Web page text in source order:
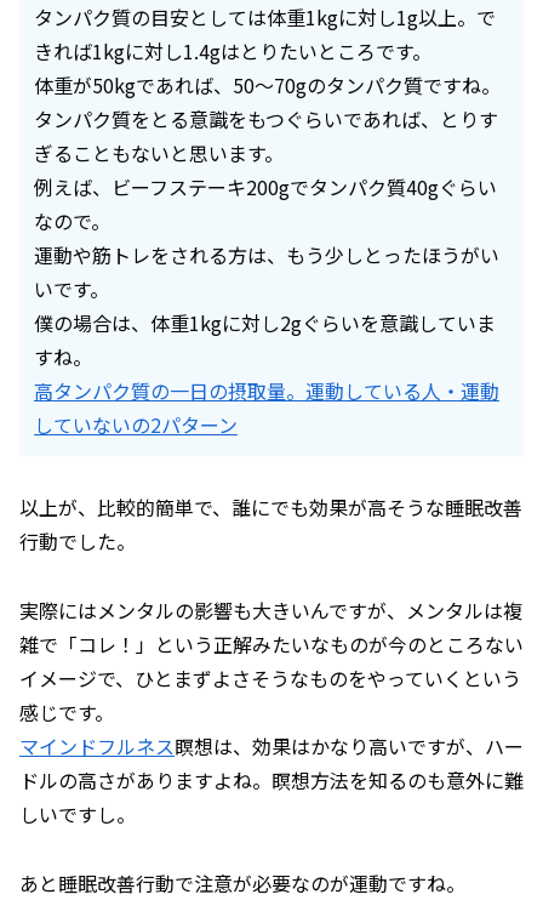
タンパク質の目安としては体重1kgに対し1g以上。で
きれば1kgに対し1.4gはとりたいところです。
体重が50kgであれば、50～70gのタンパク質ですね。
タンパク質をとる意識をもつぐらいであれば、とりす
ぎることもないと思います。
例えば、ビーフステーキ200gでタンパク質40gぐらい
なので。
運動や筋トレをされる方は、もう少しとったほうがい
いです。
僕の場合は、体重1kgに対し2gぐらいを意識していま
すね。
高タンパク質の一日の摂取量。運動している人・運動
していないの2パターン
以上が、比較的簡単で、誰にでも効果が高そうな睡眠改善
行動でした。
実際にはメンタルの影響も大きいんですが、メンタルは複
雑で「コレ！」という正解みたいなものが今のところない
イメージで、ひとまずよさそうなものをやっていくという
感じです。
マインドフルネス瞑想は、効果はかなり高いですが、ハー
ドルの高さがありますよね。瞑想方法を知るのも意外に難
しいですし。
あと睡眠改善行動で注意が必要なのが運動ですね。